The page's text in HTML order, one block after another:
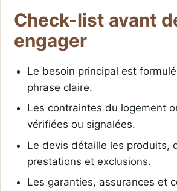
Check-list avant
engager
Le besoin principal est
phrase claire.
Les contraintes du logement
vérifiées ou signalées.
Le devis détaille les produits,
prestations et exclusions.
Les garanties, assurances et